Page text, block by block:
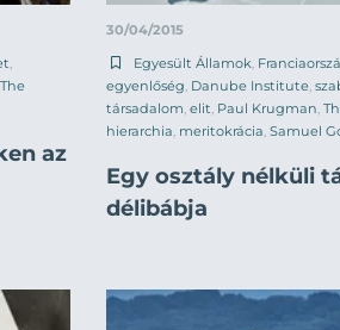
The
az
30/04/2015
Egyesült Államok
egyenlőség Danube Institute
társadalom elit Paul Krugman
hierarchia meritokrácia Samuel
Egy osztály nélküli
délibábja